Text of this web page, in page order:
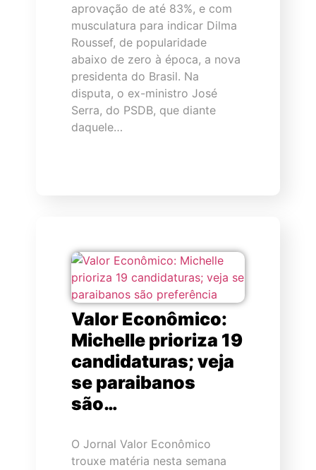
aprovação de até 83%, e com
musculatura para indicar Dilma
Roussef, de popularidade
abaixo de zero à época, a nova
presidenta do Brasil. Na
disputa, o ex-ministro José
Serra, do PSDB, que diante
daquele…
Valor Econômico:
Michelle prioriza 19
candidaturas; veja
se paraibanos
são…
O Jornal Valor Econômico
trouxe matéria nesta semana